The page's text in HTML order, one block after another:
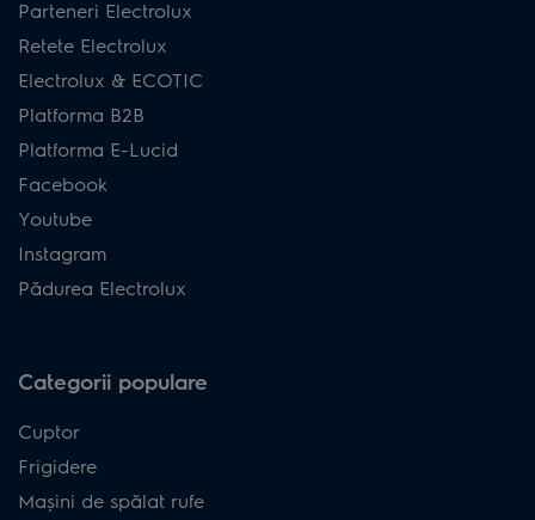
Parteneri Electrolux
Retete Electrolux
Electrolux & ECOTIC
Platforma B2B
Platforma E-Lucid
Facebook
Youtube
Instagram
Pădurea Electrolux
Categorii populare
Cuptor
Frigidere
Mașini de spălat rufe